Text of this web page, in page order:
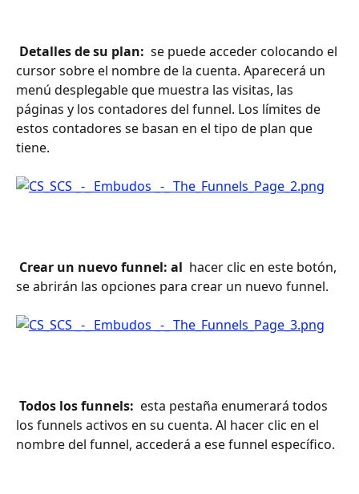
Detalles de su plan: se puede acceder colocando el
cursor sobre el nombre de la cuenta. Aparecerá un
menú desplegable que muestra las visitas, las
páginas y los contadores del funnel. Los límites de
estos contadores se basan en el tipo de plan que
tiene.
Crear un nuevo funnel: al hacer clic en este botón,
se abrirán las opciones para crear un nuevo funnel.
Todos los funnels: esta pestaña enumerará todos
los funnels activos en su cuenta. Al hacer clic en el
nombre del funnel, accederá a ese funnel específico.